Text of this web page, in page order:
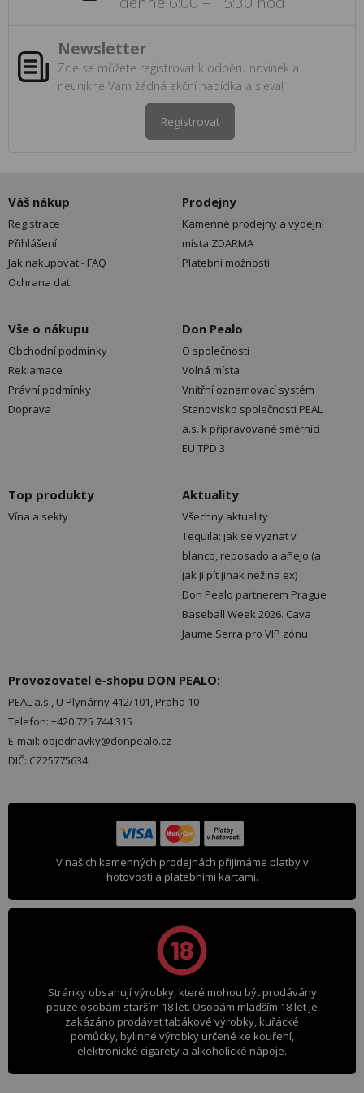
Newsletter
Zde se můžete registrovat k odběru novinek a
neunikne Vám žádná akční nabídka a sleva!
Registrovat
Váš nákup
Registrace
Přihlášení
Jak nakupovat - FAQ
Ochrana dat
Prodejny
Kamenné prodejny a výdejní
místa ZDARMA
Platební možnosti
Vše o nákupu
Obchodní podmínky
Reklamace
Právní podmínky
Doprava
Don Pealo
O společnosti
Volná místa
Vnitřní oznamovací systém
Stanovisko společnosti PEAL
a.s. k připravované směrnici
EU TPD 3
Top produkty
Vína a sekty
Aktuality
Všechny aktuality
Tequila: jak se vyznat v
blanco, reposado a añejo (a
jak ji pít jinak než na ex)
Don Pealo partnerem Prague
Baseball Week 2026. Cava
Jaume Serra pro VIP zónu
Provozovatel e-shopu DON PEALO:
PEAL a.s., U Plynárny 412/101, Praha 10
Telefon: +420 725 744 315
E-mail: objednavky@donpealo.cz
DIČ: CZ25775634
V našich kamenných prodejnách přijímáme platby v
hotovosti a platebními kartami.
Stránky obsahují výrobky, které mohou být prodávány
pouze osobám starším 18 let. Osobám mladším 18 let je
zakázáno prodávat tabákové výrobky, kuřácké
pomůcky, bylinné výrobky určené ke kouření,
elektronické cigarety a alkoholické nápoje.